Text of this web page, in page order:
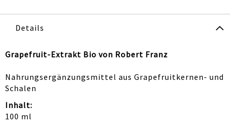
Details
Grapefruit-Extrakt Bio von Robert Franz
Nahrungsergänzungsmittel aus Grapefruitkernen- und
Schalen
Inhalt:
100 ml